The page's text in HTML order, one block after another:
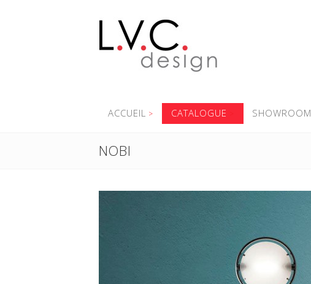
ACCUEIL CATALOGUE SHOWROOM
NOBI